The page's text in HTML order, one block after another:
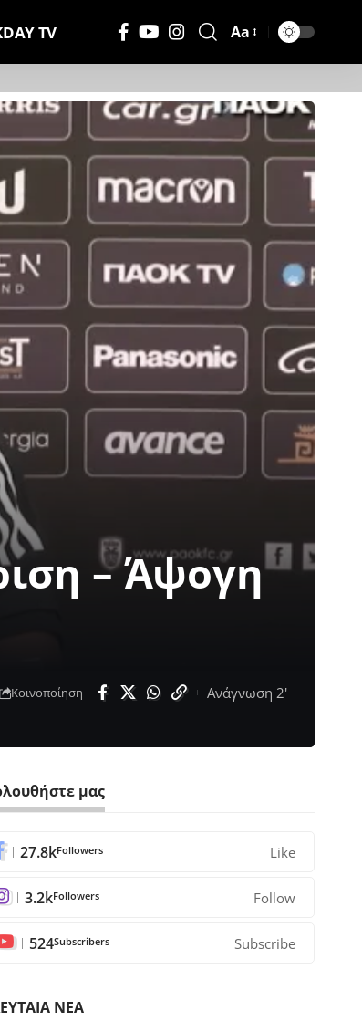
TV
Μέγεθος
Γραμματοσειράς
Aa
– Άψογη
Κοινοποίηση Ανάγνωση 2'
μας
27.8kFollowers Like
3.2kFollowers Follow
524Subscribers Subscribe
ΝΕΑ